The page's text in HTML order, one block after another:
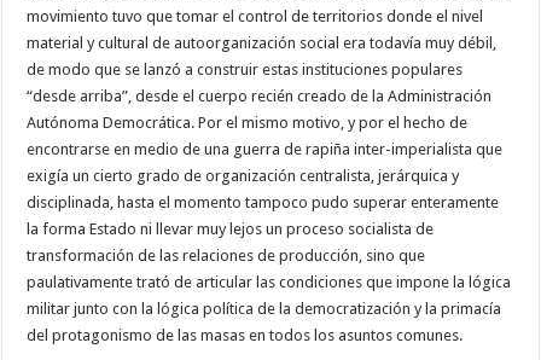
movimiento tuvo que tomar el control de territorios donde el nivel
material y cultural de autoorganización social era todavía muy débil,
de modo que se lanzó a construir estas instituciones populares
“desde arriba”, desde el cuerpo recién creado de la Administración
Autónoma Democrática. Por el mismo motivo, y por el hecho de
encontrarse en medio de una guerra de rapiña inter-imperialista que
exigía un cierto grado de organización centralista, jerárquica y
disciplinada, hasta el momento tampoco pudo superar enteramente
la forma Estado ni llevar muy lejos un proceso socialista de
transformación de las relaciones de producción, sino que
paulativamente trató de articular las condiciones que impone la lógica
militar junto con la lógica política de la democratización y la primacía
del protagonismo de las masas en todos los asuntos comunes.